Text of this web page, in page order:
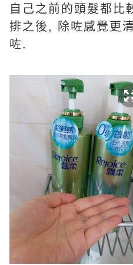
自己之前的頭髮都
排之後, 除咗感覺更
咗.